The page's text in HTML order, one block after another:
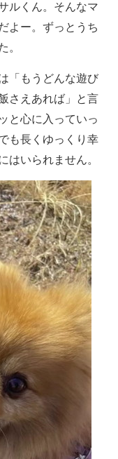
ルくん。そんなマ
よー。ずっとうち
。
「もうどんな遊び
さえあれば」と言
と心に入っていっ
も長くゆっくり幸
はいられません。